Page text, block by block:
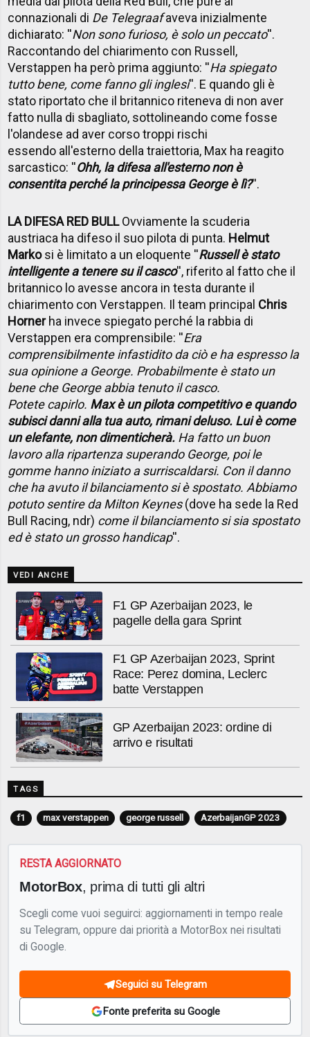
connazionali di De Telegraafaveva inizialmente
dichiarato: ''Non sono furioso, è solo un peccato''.
Raccontando del chiarimento con Russell,
Verstappen ha però prima aggiunto: ''Ha spiegato
tutto bene, come fanno gli inglesi''. E quando gli è
stato riportato che il britannico riteneva di non aver
fatto nulla di sbagliato, sottolineando come fosse
l'olandese ad aver corso troppi rischi
essendo all'esterno della traiettoria, Max ha reagito
sarcastico: ''Ohh, la difesa all'esterno non è
consentita perché la principessa George è lì?''.
LA DIFESA RED BULLOvviamente la scuderia
austriaca ha difeso il suo pilota di punta. Helmut
Markosi è limitato a un eloquente ''Russell è stato
intelligente a tenere su il casco'', riferito al fatto che il
britannico lo avesse ancora in testa durante il
chiarimento con Verstappen. Il team principal Chris
Hornerha invece spiegato perché la rabbia di
Verstappen era comprensibile: ''Era
comprensibilmente infastidito da ciò e ha espresso la
sua opinione a George. Probabilmente è stato un
bene che George abbia tenuto il casco.
Potete capirlo. Max è un pilota competitivo e quando
subisci danni alla tua auto, rimani deluso. Lui è come
un elefante, non dimenticherà. Ha fatto un buon
lavoro alla ripartenza superando George, poi le
gomme hanno iniziato a surriscaldarsi. Con il danno
che ha avuto il bilanciamento si è spostato. Abbiamo
potuto sentire da Milton Keynes(dove ha sede la Red
Bull Racing, ndr) come il bilanciamento si sia spostato
ed è stato un grosso handicap''.
VEDI ANCHE
F1 GP Azerbaijan 2023, le
pagelle della gara Sprint
F1 GP Azerbaijan 2023, Sprint
Race: Perez domina, Leclerc
batte Verstappen
GP Azerbaijan 2023: ordine di
arrivo e risultati
TAGS
f1 max verstappen george russell AzerbaijanGP 2023
RESTA AGGIORNATO
MotorBox, prima di tutti gli altri
Scegli come vuoi seguirci: aggiornamenti in tempo reale
su Telegram, oppure dai priorità a MotorBox nei risultati
di Google.
Seguici su Telegram
Fonte preferita su Google